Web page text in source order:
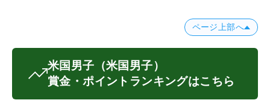
ページ上部へ
米国男子 （米国男子）
賞金・ポイントランキングはこちら